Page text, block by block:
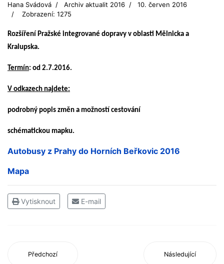
Hana Svádová Archiv aktualit 2016
10. červen 2016
Zobrazení: 1275
Rozšíření Pražské integrované dopravy v oblasti Mělnicka a
Kralupska.
Termín: od 2.7.2016.
V odkazech najdete:
podrobný popis změn a možností cestování
schématickou mapku.
Autobusy z Prahy do Horních Beřkovic 2016
Mapa
Vytisknout E-mail
Předchozí Následující